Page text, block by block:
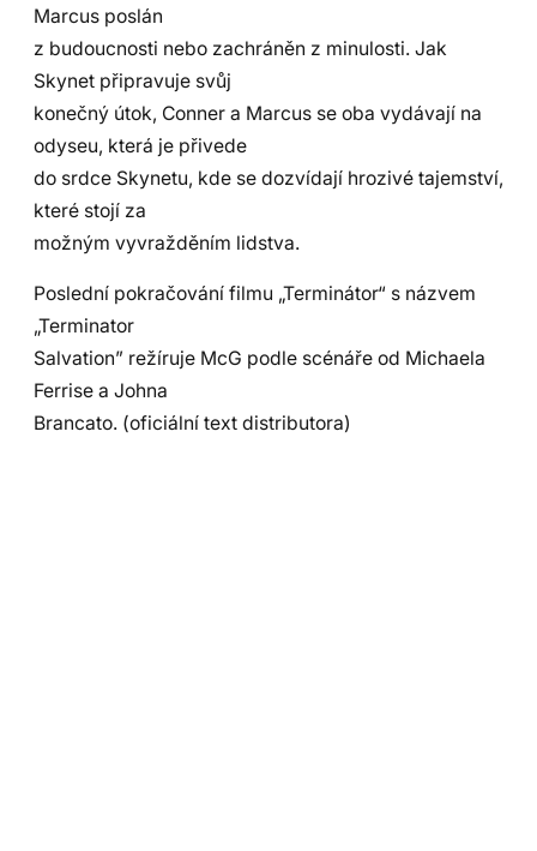
Marcus poslán
z budoucnosti nebo zachráněn z minulosti. Jak
Skynet připravuje svůj
konečný útok, Conner a Marcus se oba vydávají na
odyseu, která je přivede
do srdce Skynetu, kde se dozvídají hrozivé tajemství,
které stojí za
možným vyvražděním lidstva.
Poslední pokračování filmu „Terminátor“ s názvem
„Terminator
Salvation” režíruje McG podle scénáře od Michaela
Ferrise a Johna
Brancato. (oficiální text distributora)